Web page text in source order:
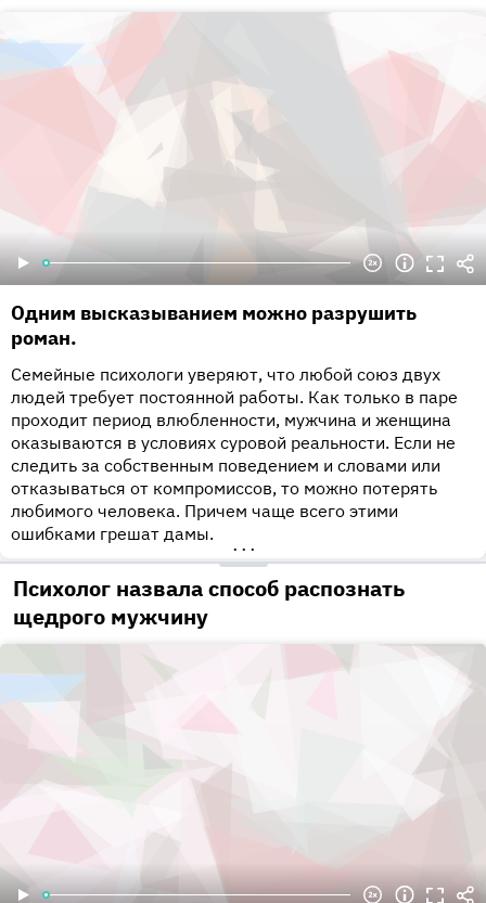
Одним высказыванием можно разрушить
роман.
Семейные психологи уверяют, что любой союз двух
людей требует постоянной работы. Как только в паре
проходит период влюбленности, мужчина и женщина
оказываются в условиях суровой реальности. Если не
следить за собственным поведением и словами или
отказываться от компромиссов, то можно потерять
любимого человека. Причем чаще всего этими
ошибками грешат дамы.
•••
Психолог назвала способ распознать
щедрого мужчину